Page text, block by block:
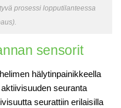
prosessi lopputilanteessa
sensorit
hälytinpainikkeella
seuranta
seurattiin erilaisilla